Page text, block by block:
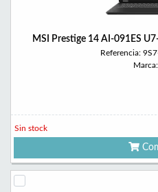
MSI Prestige 14 AI-091ES
Referencia:
Sin stock